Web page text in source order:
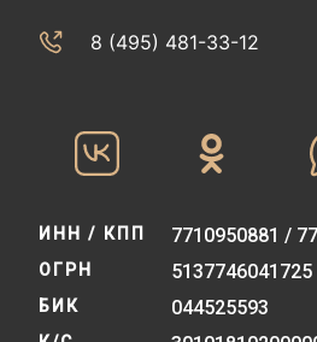
8 (495) 481-33-12‬‬
ИНН / КПП 7710950881 /
ОГРН 5137746041725
БИК 044525593